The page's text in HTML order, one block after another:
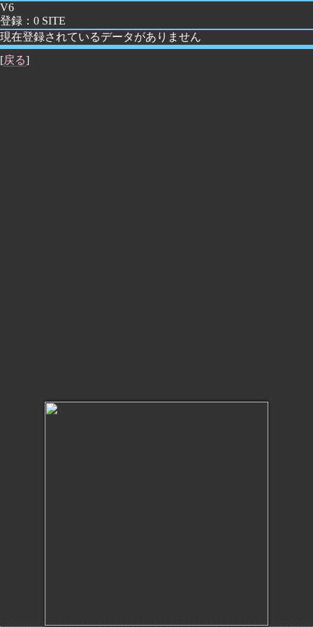
V6
登録：0 SITE
現在登録されているデータがありません
[戻る]